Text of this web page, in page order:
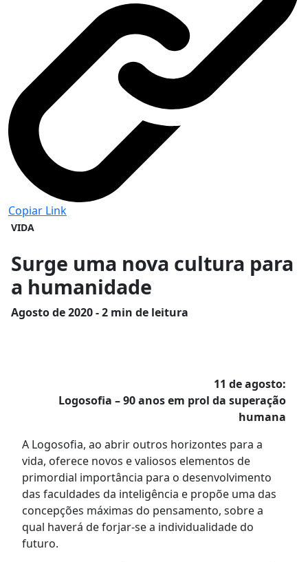
Copiar Link
VIDA
Surge uma nova cultura para
a humanidade
Agostode 2020 - 2 min de leitura
11 de agosto:
Logosofia – 90 anos em prol da superação
humana
A Logosofia, ao abrir outros horizontes para a
vida, oferece novos e valiosos elementos de
primordial importância para o desenvolvimento
das faculdades da inteligência e propõe uma das
concepções máximas do pensamento, sobre a
qual haverá de forjar-se a individualidade do
futuro.